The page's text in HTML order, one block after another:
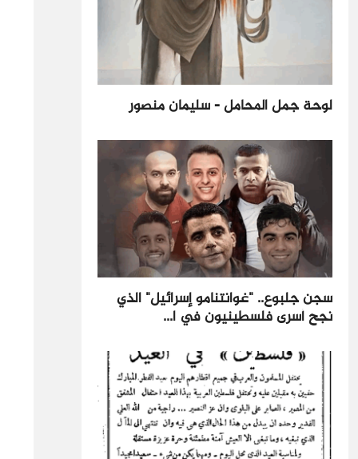
لوحة جمل المحامل - سليمان منصور
سجن جلبوع.. "غوانتنامو إسرائيل" الذي
نجح أسرى فلسطينيون في ا...